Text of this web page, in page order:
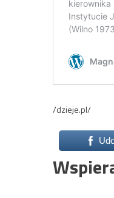
/dzieje.pl/